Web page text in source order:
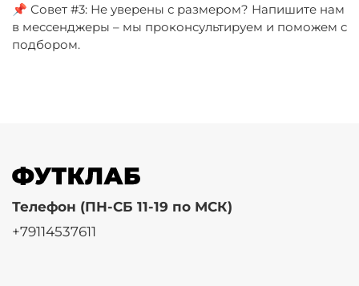
📌 Совет #3: Не уверены с размером? Напишите нам
в мессенджеры – мы проконсультируем и поможем с
подбором.
Телефон (ПН-СБ 11-19 по МСК)
+79114537611